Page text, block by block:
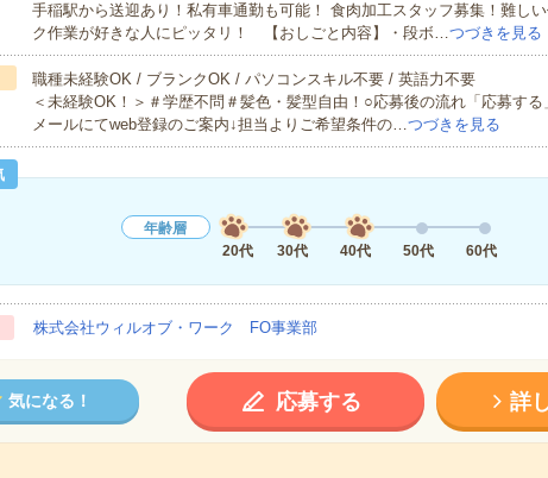
手稲駅から送迎あり！私有車通勤も可能！ 食肉加工スタッフ募集！難し
ク作業が好きな人にピッタリ！ 【おしごと内容】・段ボ… つづきを見る
職種未経験OK / ブランクOK / パソコンスキル不要 / 英語力不要
＜未経験OK！＞＃学歴不問＃髪色・髪型自由！○応募後の流れ「応募する
メールにてweb登録のご案内↓担当よりご希望条件の… つづきを見る
年齢層
20代
30代 40代 50代 60代
株式会社ウィルオブ・ワーク FO事業部
気になる！ 応募する 詳